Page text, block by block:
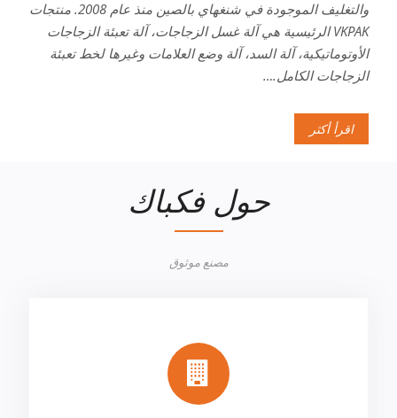
والتغليف الموجودة في شنغهاي بالصين منذ عام 2008. منتجات
VKPAK الرئيسية هي آلة غسل الزجاجات، آلة تعبئة الزجاجات
الأوتوماتيكية، آلة السد، آلة وضع العلامات وغيرها لخط تعبئة
الزجاجات الكامل.…
اقرأ أكثر
حول فكباك
مصنع موثوق